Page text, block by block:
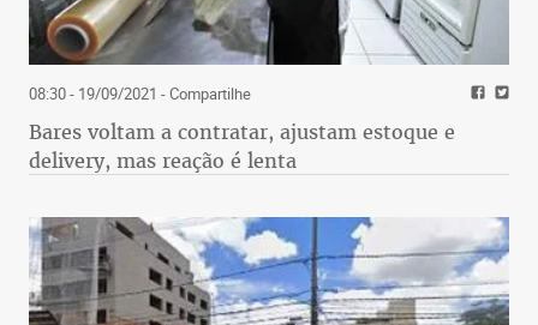
08:30 - 19/09/2021 - Compartilhe
Bares voltam a contratar, ajustam estoque e
delivery, mas reação é lenta